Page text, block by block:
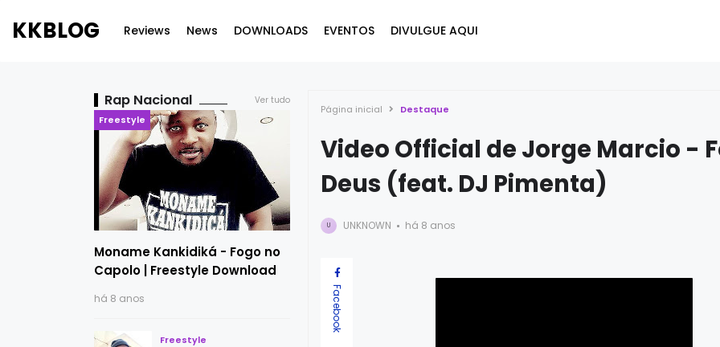
KKBLOG Reviews News DOWNLOADS EVENTOS DIVULGUE AQUI
Rap Nacional Ver tudo
Freestyle
Moname Kankidiká - Fogo no
Capolo | Freestyle Download
há 8 anos
Freestyle
Página inicial Destaque
Video Official de Jorge Marcio -
Deus (feat. DJ Pimenta)
U UNKNOWN há 8 anos
Facebook